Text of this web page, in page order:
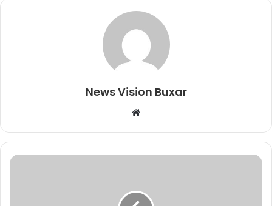
News Vision Buxar
b
s
e